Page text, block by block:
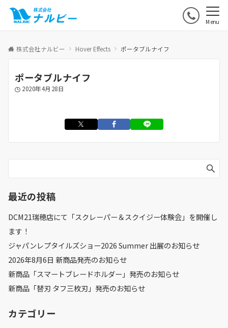
Menu
株式会社ナルビー Hover Effects ポータブルナイフ
ポータブルナイフ
2020年4月28日
最近の投稿
DCM21瑞穂店にて「スクレーパー＆スクイジー体験会」を開催し
ます！
ジャパンレプタイルズショー2026 Summer 出展のお知らせ
2026年8月6日 新商品発売のお知らせ
新商品「スマートブレードホルダー」発売のお知らせ
新商品「替刃 タフ三枚刃」発売のお知らせ
カテゴリー